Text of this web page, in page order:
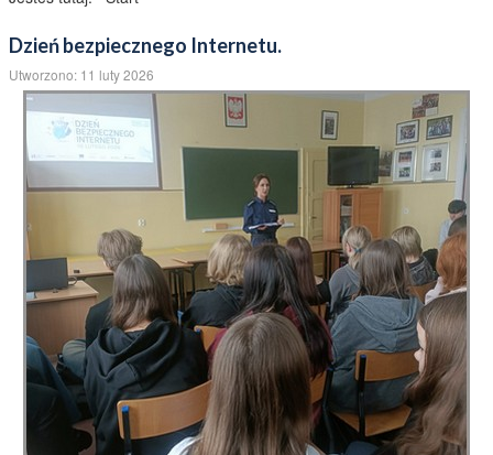
dla Was wspaniała oferta!!! Cztery różne
Każdy znajdzie coś dla siebie!!! Zapraszamy
Jesteś tutaj: Start
Dzień bezpiecznego Internetu.
Utworzono: 11 luty 2026